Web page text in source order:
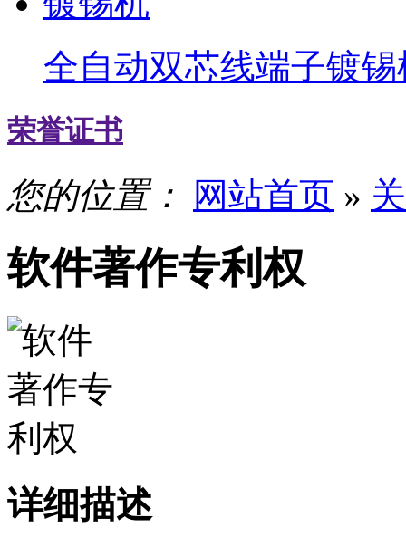
全自动双芯线端子镀锡
荣誉证书
您的位置： 网站首页 »
软件著作专利权
详细描述